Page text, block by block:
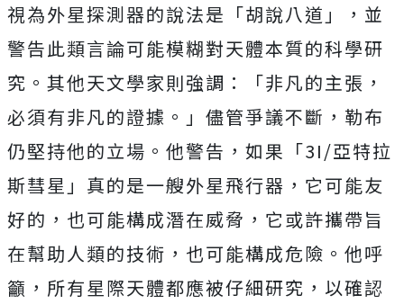
視為外星探測器的說法是「胡說八道」，並
警告此類言論可能模糊對天體本質的科學研
究。其他天文學家則強調：「非凡的主張，
必須有非凡的證據。」 儘管爭議不斷，勒布
仍堅持他的立場。他警告，如果「3I/亞特拉
斯彗星」真的是一艘外星飛行器，它可能友
好的，也可能構成潛在威脅，它或許攜帶旨
在幫助人類的技術，也可能構成危險。他呼
籲，所有星際天體都應被仔細研究，以確認